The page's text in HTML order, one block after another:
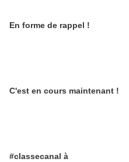
En forme de rappel !
C'est en cours maintenant !
#classecanal à